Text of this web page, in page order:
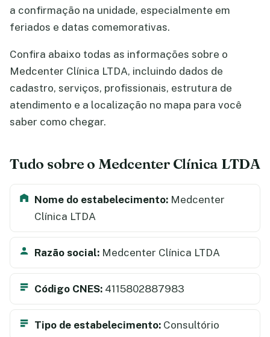
a confirmação na unidade, especialmente em
feriados e datas comemorativas.
Confira abaixo todas as informações sobre o
Medcenter Clínica LTDA, incluindo dados de
cadastro, serviços, profissionais, estrutura de
atendimento e a localização no mapa para você
saber como chegar.
Tudo sobre o Medcenter Clínica LTDA
Nome do estabelecimento: Medcenter
Clínica LTDA
Razão social: Medcenter Clínica LTDA
Código CNES: 4115802887983
Tipo de estabelecimento: Consultório